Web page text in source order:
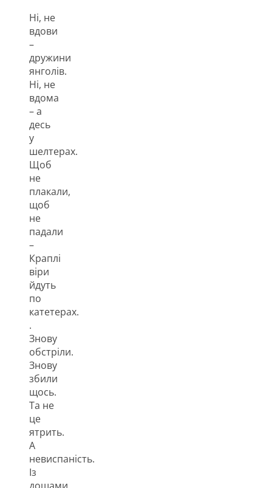
Ні, не
вдови
–
дружини
янголів.
Ні, не
вдома
– а
десь
у
шелтерах.
Щоб
не
плакали,
щоб
не
падали
–
Краплі
віри
йдуть
по
катетерах.
.
Знову
обстріли.
Знову
збили
щось.
Та не
це
ятрить.
А
невиспаність.
Із